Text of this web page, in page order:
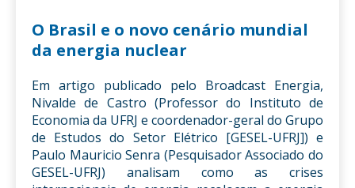
O Brasil e o novo cenário mundial
da energia nuclear
Em artigo publicado pelo Broadcast Energia,
Nivalde de Castro (Professor do Instituto de
Economia da UFRJ e coordenador-geral do Grupo
de Estudos do Setor Elétrico [GESEL-UFRJ]) e
Paulo Mauricio Senra (Pesquisador Associado do
GESEL-UFRJ) analisam como as crises